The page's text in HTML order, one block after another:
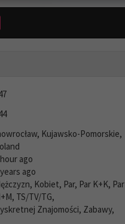
Kujawsko-Pomorskie,
ago
ago
Kobiet, Par, Par K+K, Par
TS/TV/TG,
Znajomości, Zabawy,